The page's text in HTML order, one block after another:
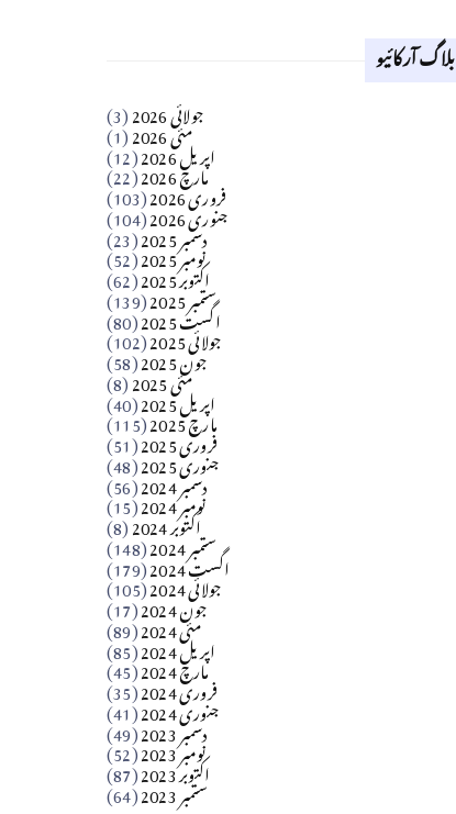
Apr 18, 2026
آزاد کشمیر جیسے احتجاج کی ضرورت ہے؟
​تحریر: عاصم نواز طاہرخیلی (غازی/ہری پور)
بلاگ آرکائیو
جولائی 2026 (3) مئی 2026 (1) اپریل 2026 (12) مارچ 2026 (22) فروری 2026 (103) جنوری 2026 (104) دسمبر 2025 (23) نومبر 2025 (52) اکتوبر 2025 (62) ستمبر 2025 (139) اگست 2025 (80) جولائی 2025 (102) جون 2025 (58) مئی 2025 (8) اپریل 2025 (40) مارچ 2025 (115) فروری 2025 (51) جنوری 2025 (48) دسمبر 2024 (56) نومبر 2024 (15) اکتوبر 2024 (8) ستمبر 2024 (148) اگست 2024 (179) جولائی 2024 (105) جون 2024 (17) مئی 2024 (89) اپریل 2024 (85) مارچ 2024 (45) فروری 2024 (35) جنوری 2024 (41) دسمبر 2023 (49) نومبر 2023 (52) اکتوبر 2023 (87) ستمبر 2023 (64)